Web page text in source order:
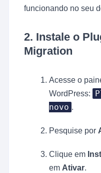
funcionando no seu
2. Instale o
Migration
Acesse o
WordPress:
novo .
Pesquise por
Clique em
em Ativar.